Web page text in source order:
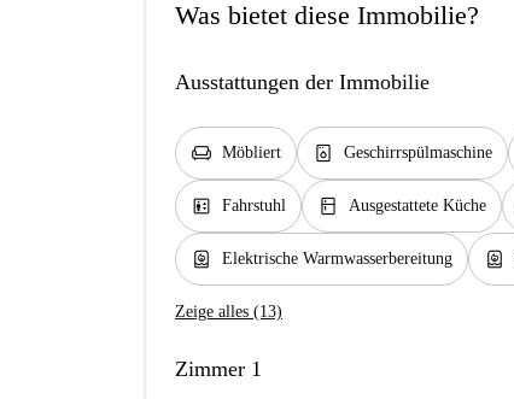
Was bietet diese Immobilie?
Ausstattungen der Immobilie
chair Möbliert dishwasher_gen Geschirrspülmaschine
elevator Fahrstuhl kitchen Ausgestattete Küche
water_heater Elektrische Warmwasserbereitung water_heater
Zeige alles (13)
Zimmer 1